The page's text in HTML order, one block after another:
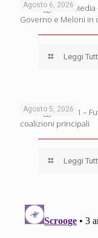
Agosto 6, 2026
Sondaggio
Governo e Meloni in
Leggi
Agosto 5, 2026
Sondaggio Lab21 –
coalizioni principali
Leggi